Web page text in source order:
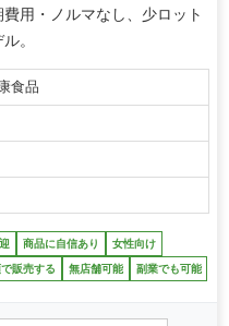
用・ノルマなし、少ロット
。
食品
商品に自信あり 女性向け
販売する 無店舗可能 副業でも可能